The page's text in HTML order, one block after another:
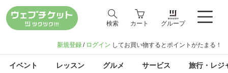
検索 カート グループ
新規登録 / ログイン してお買い物するとポイントがたまる！
イベント レッスン グルメ サービス 旅行・レジ